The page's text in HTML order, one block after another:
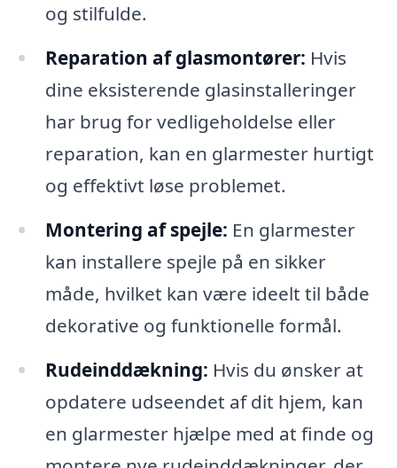
og stilfulde.
Reparation af glasmontører: Hvis
dine eksisterende glasinstalleringer
har brug for vedligeholdelse eller
reparation, kan en glarmester hurtigt
og effektivt løse problemet.
Montering af spejle: En glarmester
kan installere spejle på en sikker
måde, hvilket kan være ideelt til både
dekorative og funktionelle formål.
Rudeinddækning: Hvis du ønsker at
opdatere udseendet af dit hjem, kan
en glarmester hjælpe med at finde og